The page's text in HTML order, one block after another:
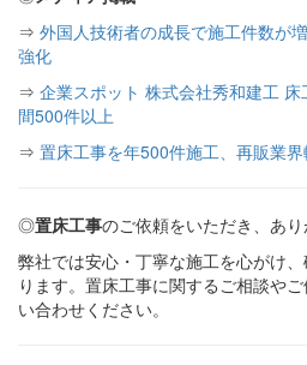
⇒ 外国人技術者の成長で施工件数が
強化
⇒ 企業スポット 株式会社秀和建工
間500件以上
⇒ 置床工事を年500件施工、再販業
◎置床工事のご依頼をいただき、あ
弊社では安心・丁寧な施工を心がけ
ります。置床工事に関するご相談や
い合わせください。